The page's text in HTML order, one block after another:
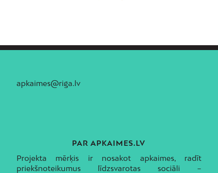
apkaimes@riga.lv
PAR APKAIMES.LV
Projekta mērķis ir nosakot apkaimes, radīt
priekšnoteikumus līdzsvarotas sociāli –